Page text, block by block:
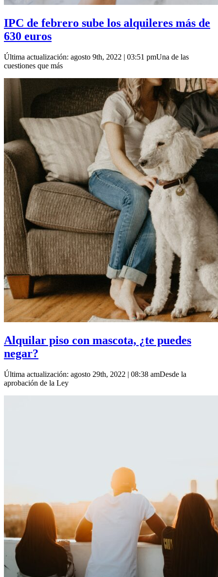
IPC de febrero sube los alquileres más de
630 euros
Última actualización: agosto 9th, 2022 | 03:51 pmUna de las
cuestiones que más
Alquilar piso con mascota, ¿te puedes
negar?
Última actualización: agosto 29th, 2022 | 08:38 amDesde la
aprobación de la Ley